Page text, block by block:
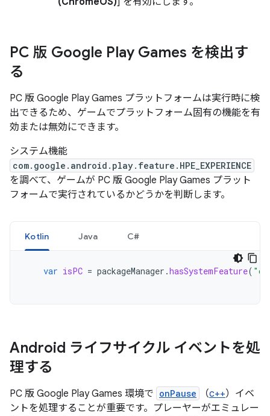
PC 版 Google Play Games を検出す
る
PC 版 Google Play Games プラットフォームは実行時に検
出できるため、ゲームでプラットフォーム固有の機能を有
効または無効にできます。
システム機能
com.google.android.play.feature.HPE_EXPERIENCE
を調べて、ゲームが PC 版 Google Play Games プラット
フォームで実行されているかどうかを判断します。
Kotlin Java C#
var isPC = packageManager .hasSystemFeature(
Android ライフサイクル イベントを処
理する
PC 版 Google Play Games 環境で onPause （c++）イベ
ントを処理することが重要です。プレーヤーがエミュレー